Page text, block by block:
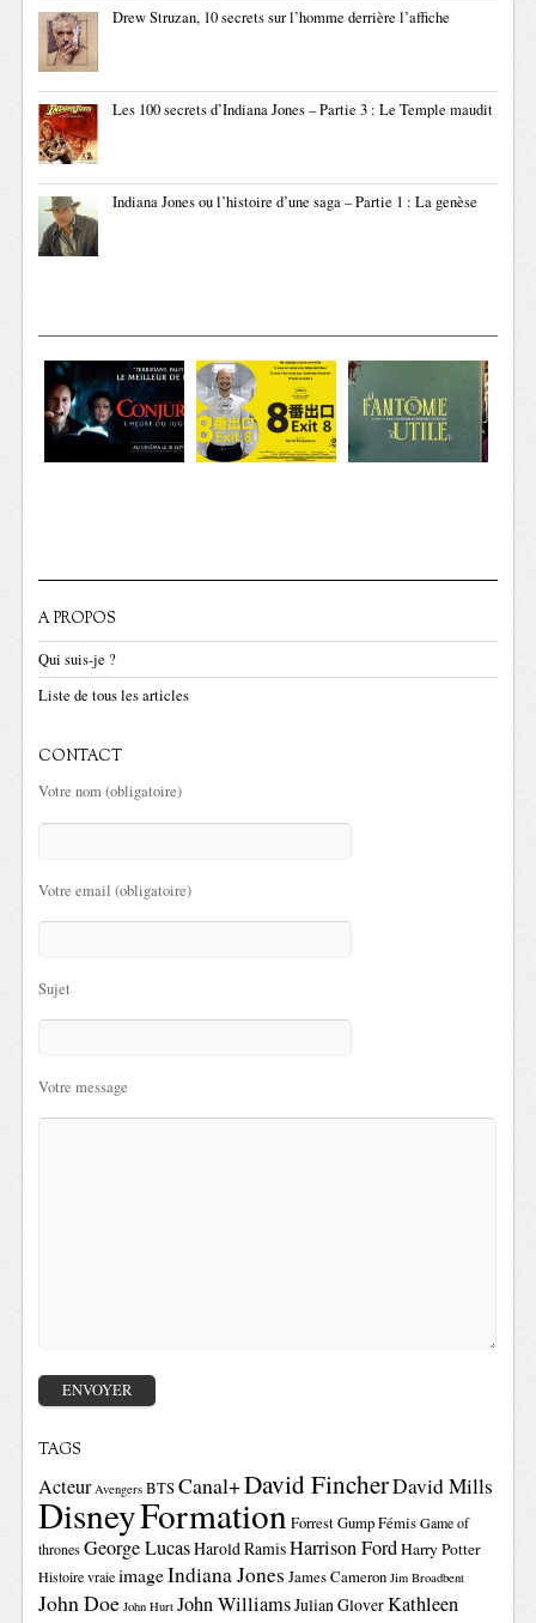
Drew Struzan, 10 secrets sur l’homme derrière l’affiche
Les 100 secrets d’Indiana Jones – Partie 3 : Le Temple maudit
Indiana Jones ou l’histoire d’une saga – Partie 1 : La genèse
A PROPOS
Qui suis-je ?
Liste de tous les articles
CONTACT
Votre nom (obligatoire)
Votre email (obligatoire)
Sujet
Votre message
TAGS
Acteur Avengers BTSCanal+David FincherDavid Mills
DisneyFormationForrest GumpFémis Game of
thrones George LucasHarold RamisHarrison FordHarry Potter
Histoire vraie imageIndiana Jones James Cameron Jim Broadbent
John Doe John Hurt John WilliamsJulian GloverKathleen